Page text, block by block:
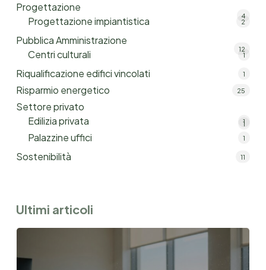
Progettazione
4
Progettazione impiantistica 2
Pubblica Amministrazione
12
Centri culturali 1
Riqualificazione edifici vincolati 1
Risparmio energetico 25
Settore privato
1
Edilizia privata 1
Palazzine uffici 1
Sostenibilità 11
Ultimi articoli